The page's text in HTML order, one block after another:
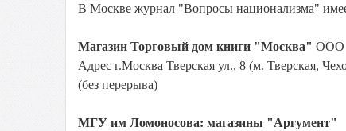
В Москве журнал "Вопросы национализма"
Магазин Торговый дом книги "Москва" ООО
Адрес г.Москва Тверская ул., 8 (м. Тверская,
(без перерыва)
МГУ им Ломоносова: магазины "Аргумент"